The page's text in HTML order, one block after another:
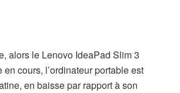
alors le Lenovo IdeaPad Slim 3
cours, l’ordinateur portable est
en baisse par rapport à son